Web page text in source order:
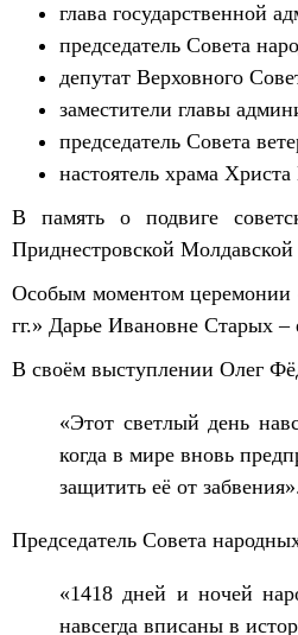
глава государственной
председатель Совета
депутат Верховного
заместители главы
председатель Совета
настоятель храма
В память о подвиге
Приднестровской
Особым моментом церемонии
гг.» Дарье Ивановне Старых
В своём выступлении Олег
«Этот светлый день
когда в мире вновь
защитить её от
Председатель Совета
«1418 дней и ночей
навсегда вписаны в